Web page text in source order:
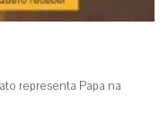
representa Papa na